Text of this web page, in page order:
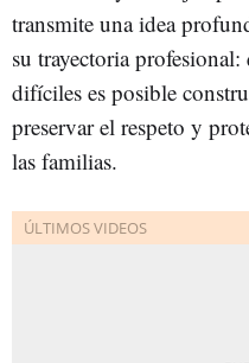
transmite una idea
su trayectoria
difíciles es posible
preservar el respeto y
las familias.